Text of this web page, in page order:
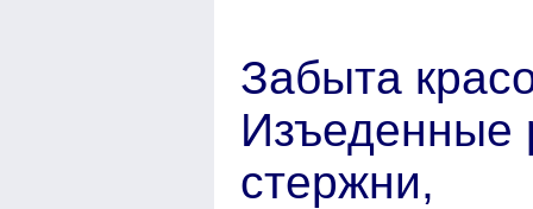
Забыта
Изъеденные
стержни,